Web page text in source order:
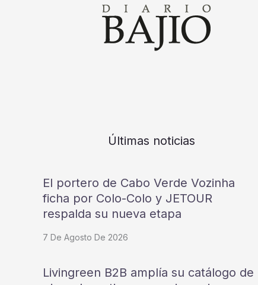
Últimas noticias
El portero de Cabo Verde Vozinha
ficha por Colo-Colo y JETOUR
respalda su nueva etapa
7 De Agosto De 2026
Livingreen B2B amplía su catálogo de